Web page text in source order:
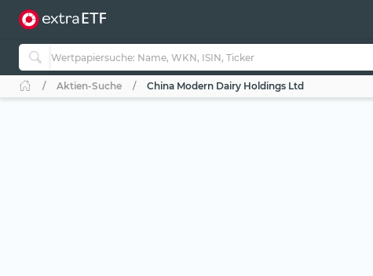
Aktien-Suche China Modern Dairy Holdings Ltd